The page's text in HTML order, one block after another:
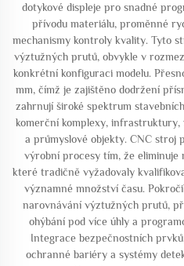
dotykové displeje pro snadné
přívodu materiálu, proměnné
mechanismy kontroly kvality. Tyto
výztužných prutů, obvykle v
konkrétní konfiguraci modelu.
mm, čímž je zajištěno dodržení
zahrnují široké spektrum
komerční komplexy,
a průmyslové objekty. CNC stroj
výrobní procesy tím, že eliminuje
které tradičně vyžadovaly
významné množství času.
narovnávání výztužných prutů,
ohýbání pod více úhly a
Integrace bezpečnostních
ochranné bariéry a systémy